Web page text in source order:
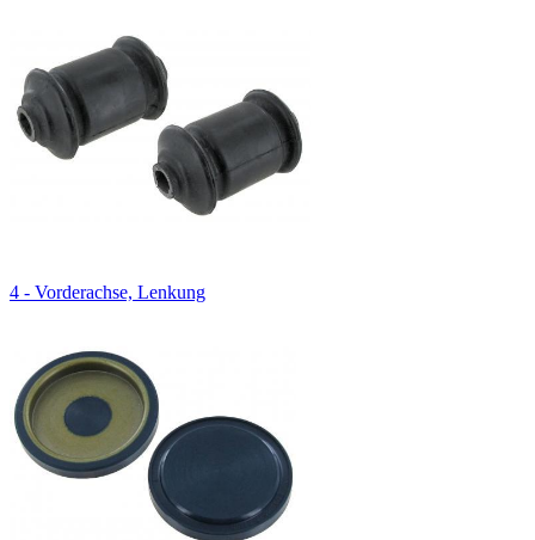
4 - Vorderachse, Lenkung